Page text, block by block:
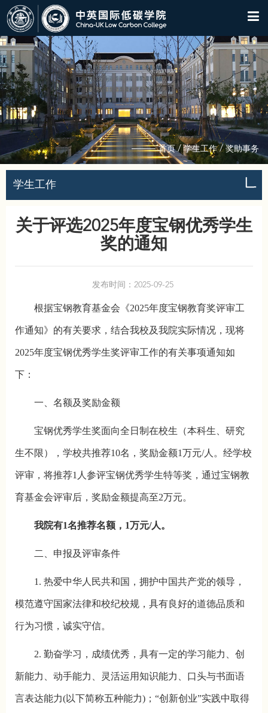
首页/学生工作/ 奖助事务
学生工作
关于评选2025年度宝钢优秀学生
奖的通知
发布时间：2025-09-25
根据宝钢教育基金会《2025年度宝钢教育奖评审工
作通知》的有关要求，结合我校及我院实际情况，现将
2025年度宝钢优秀学生奖评审工作的有关事项通知如
下：
一、名额及奖励金额
宝钢优秀学生奖面向全日制在校生（本科生、研究
生不限），学校共推荐10名，奖励金额1万元/人。经学校
评审，将推荐1人参评宝钢优秀学生特等奖，通过宝钢教
育基金会评审后，奖励金额提高至2万元。
我院有1名推荐名额，1万元/人。
二、申报及评审条件
1. 热爱中华人民共和国，拥护中国共产党的领导，
模范遵守国家法律和校纪校规，具有良好的道德品质和
行为习惯，诚实守信。
2. 勤奋学习，成绩优秀，具有一定的学习能力、创
新能力、动手能力、灵活运用知识能力、口头与书面语
言表达能力(以下简称五种能力)；“创新创业”实践中取得